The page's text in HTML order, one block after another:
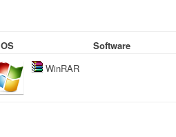
OS
Software
WinRAR